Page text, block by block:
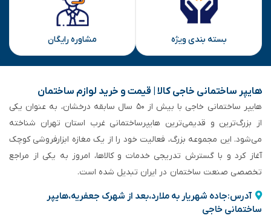
بسته بندی ویژه مشاوره رایگان
هایپر ساختمانی خاجی‌ کالا | قیمت و خرید لوازم ساختمان
هایپر ساختمانی خاجی‌ با بیش از ۵۰ سال سابقه‌ درخشان، به عنوان یکی
از بزرگ‌ترین و قدیمی‌ترین هایپرساختمانی‌ غرب استان تهران شناخته
می‌شود. این مجموعه بزرگ، فعالیت خود را از یک مغازه ابزارفروشی کوچک
آغاز کرد و با گسترش تدریجی خدمات و کالاها، امروز به یکی از مراجع
تخصصی صنعت ساختمان در ایران تبدیل شده است.
آدرس:جاده شهریار به ملارد،بعد از شهرک جعفریه،هایپر
ساختمانی خاجی